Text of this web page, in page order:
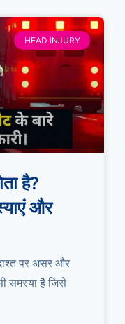
HEAD INJURY
है?
और
पर असर और
समस्या है जिसे